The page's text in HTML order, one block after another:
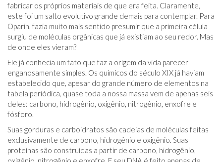
fabricar os próprios materiais de que era feita. Claramente,
este foi um salto evolutivo grande demais para contemplar. Para
Oparin, fazia muito mais sentido presumir que a primeira célula
surgiu de moléculas orgânicas que já existiam ao seu redor. Mas
de onde eles vieram?
Ele já conhecia um fato que faz a origem da vida parecer
enganosamente simples. Os químicos do século XIX já haviam
estabelecido que, apesar do grande número de elementos na
tabela periódica, quase toda a nossa massa vem de apenas seis
deles: carbono, hidrogênio, oxigênio, nitrogênio, enxofre e
fósforo.
Suas gorduras e carboidratos são cadeias de moléculas feitas
exclusivamente de carbono, hidrogênio e oxigênio. Suas
proteínas são construídas a partir de carbono, hidrogênio,